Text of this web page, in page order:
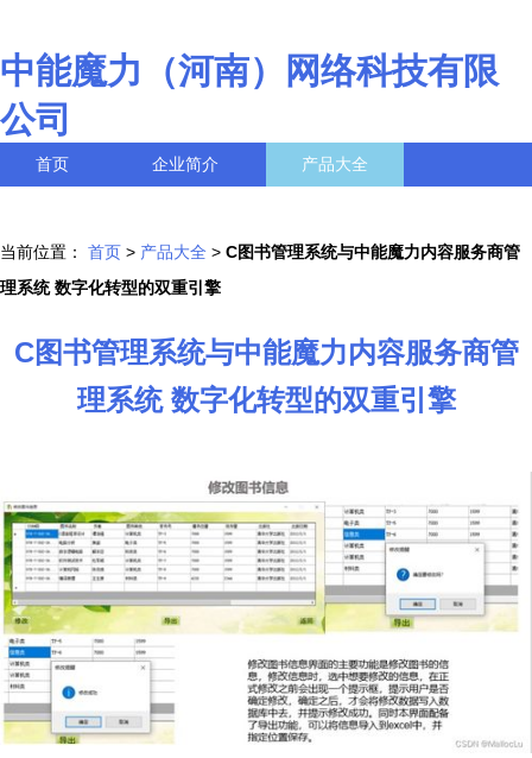
中能魔力（河南）网络科技有限
公司
首页 企业简介 产品大全
当前位置： 首页 > 产品大全 > C图书管理系统与中能魔力内容服务商管
理系统 数字化转型的双重引擎
C图书管理系统与中能魔力内容服务商管
理系统 数字化转型的双重引擎